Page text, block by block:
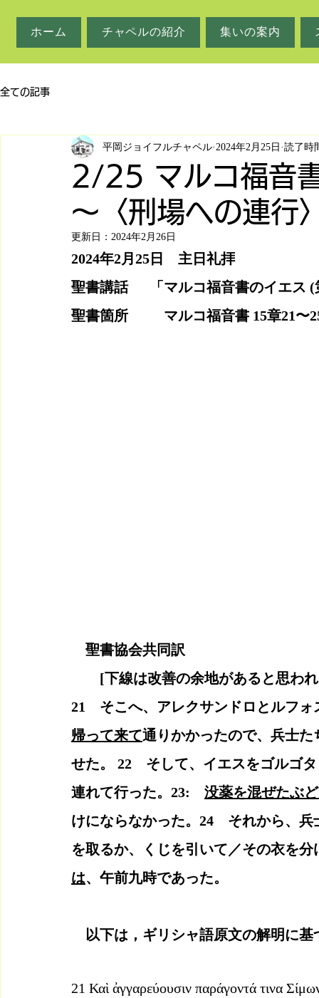
ホーム チャペルの紹介 集いの案内
全ての記事
2/25 マルコ福音
～〈刑場への連行
平岡ジョイフルチャペル 2024年2月25日 読了時
更新日： 2024年2月26日
2024年2月25日　主日礼拝
聖書講話　  「マルコ福音書のイエ
聖書箇所　　  マルコ福音書 15章21〜
聖書協会共同訳
[下線は改善の余地があると思われ
21　そこへ、アレクサンドロとルフ
帰って来て通りかかったので、兵士
せた。 22　そして、イエスをゴルゴ
連れて行った。23: 没薬を混ぜたぶ
けにならなかった。24　それから、
を取るか、くじを引いて／その衣を
は、午前九時であった。
以下は，ギリシャ語原文の解明に
21 Καὶ ἀγγαρεύουσιν παράγοντά τινα